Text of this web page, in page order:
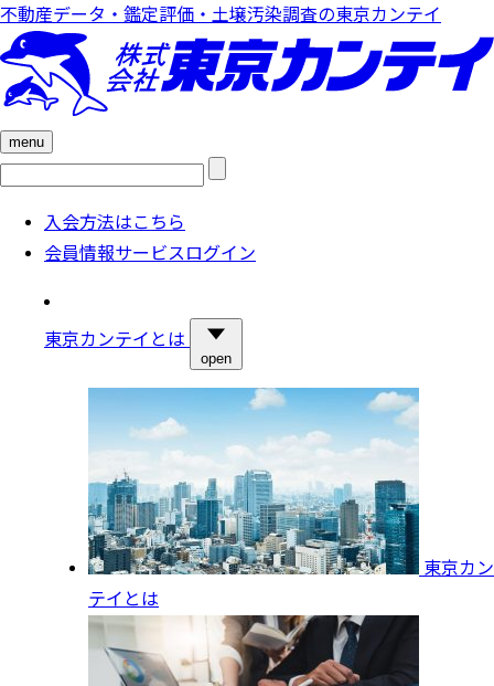
不動産データ・鑑定評価・土壌汚染調査の東京カンテイ
menu
検
入会方法はこちら
会員情報サービスログイン
東京カンテイとは
open
東京カン
テイとは